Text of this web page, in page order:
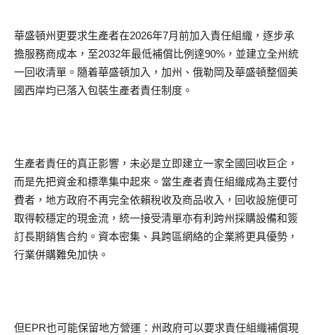
華盛頓州更要求生產者在2026年7月前加入責任組織，逐步承
擔服務商成本，至2032年最低補償比例達90%，並建立全州統
一回收清單。隨着華盛頓加入，加州、俄勒岡及華盛頓整個美
國西岸均已落入包裝生產者責任制度。
生產者責任的真正影響，未必是立即建立一家全國回收巨企，
而是先把資金和標準集中起來。當生產者責任組織成為主要付
費者，地方政府不再完全依賴稅收及商品收入，回收設施便可
取得較穩定的現金流，統一接受清單亦有利跨州採購設備和簽
訂長期銷售合約。資本密集、具跨區網絡的企業將更具優勢，
行業併購難免加快。
但EPR也可能保留地方營運：州政府可以要求責任組織補償現